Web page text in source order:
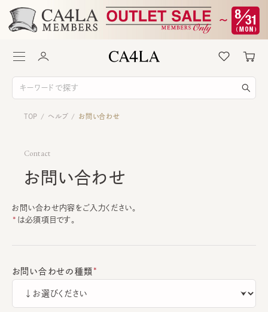
TOP / ヘルプ / お問い合わせ
Contact
お問い合わせ
お問い合わせ内容をご入力ください。
は必須項目です。
お問い合わせの種類